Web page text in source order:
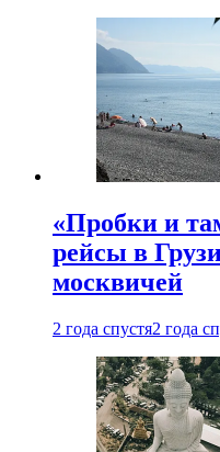
«Пробки и
рейсы в
москвичей
2 года спустя2 года